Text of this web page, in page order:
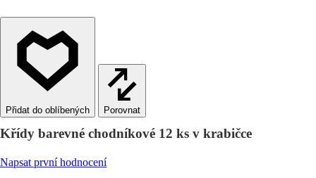
Porovnat
Křídy barevné chodníkové 12 ks v krabičce
Napsat první hodnocení